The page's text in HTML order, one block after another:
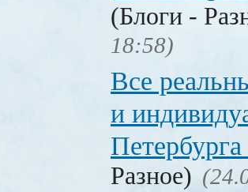
(Блоги -
18:58)
Все
и
Петербурга
Разное)